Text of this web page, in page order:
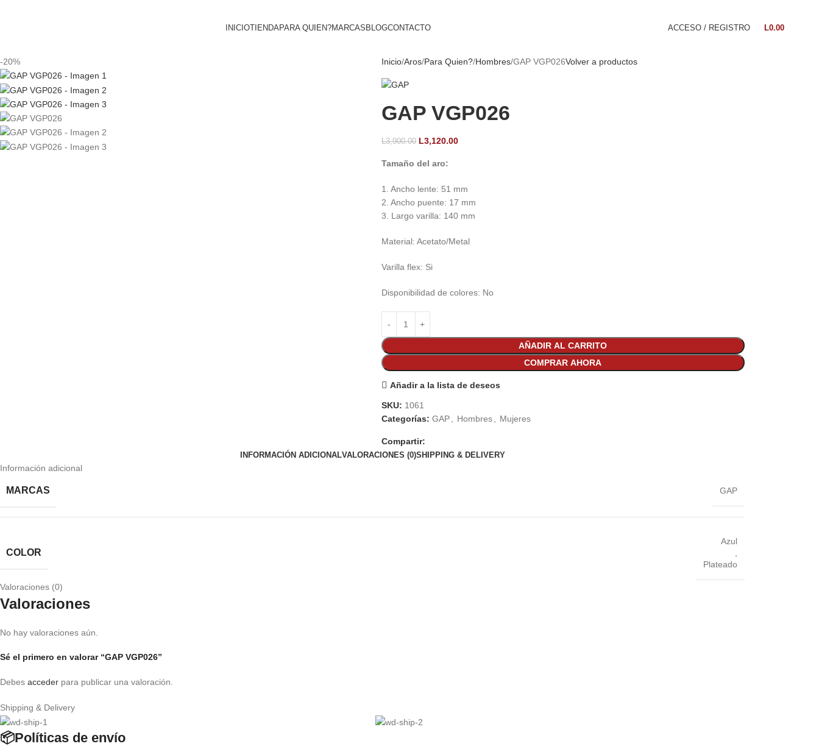
INICIOTIENDAPARA QUIEN?MARCASBLOGCONTACTO ACCESO / REGISTRO L0.00
-20% Inicio Aros Para Quien? Hombres GAP VGP026Volver a productos
GAP VGP026
L3,900.00 L3,120.00
Tamaño del aro:
1. Ancho lente: 51 mm
2. Ancho puente: 17 mm
3. Largo varilla: 140 mm
Material: Acetato/Metal
Varilla flex: Si
Disponibilidad de colores: No
AÑADIR AL CARRITO
COMPRAR AHORA
Añadir a la lista de deseos
SKU: 1061
Categorías: GAP, Hombres, Mujeres
Compartir:
INFORMACIÓN ADICIONALVALORACIONES (0)SHIPPING & DELIVERY
Información adicional
MARCAS GAP
COLOR
Azul
,
Plateado
Valoraciones (0)
Valoraciones
No hay valoraciones aún.
Sé el primero en valorar “GAP VGP026”
Debes acceder para publicar una valoración.
Shipping & Delivery
📦Políticas de envío